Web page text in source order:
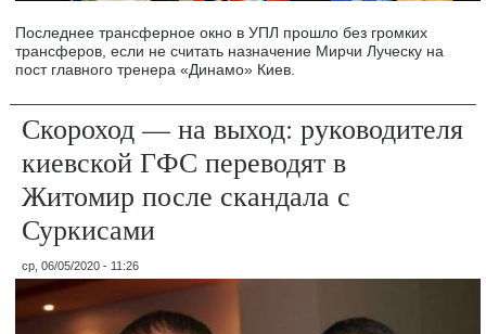
Последнее трансферное окно в УПЛ прошло без громких
трансферов, если не считать назначение Мирчи Луческу на
пост главного тренера «Динамо» Киев.
Скороход — на выход: руководителя
киевской ГФС переводят в
Житомир после скандала с
Суркисами
ср, 06/05/2020 - 11:26